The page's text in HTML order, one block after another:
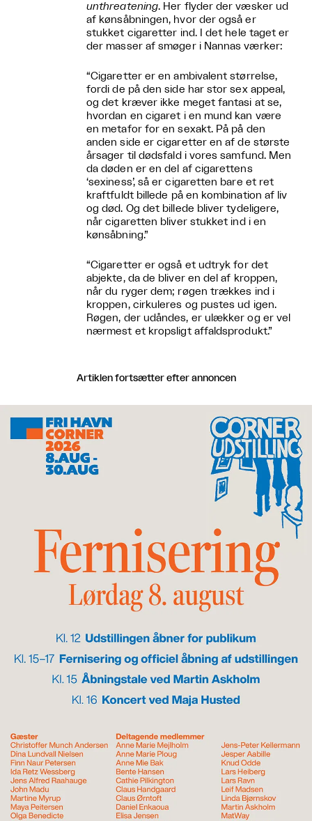
unthreatening. Her flyder der væsker ud
af kønsåbningen, hvor der også er
stukket cigaretter ind. I det hele taget er
der masser af smøger i Nannas værker:
“Cigaretter er en ambivalent størrelse,
fordi de på den side har stor sex appeal,
og det kræver ikke meget fantasi at se,
hvordan en cigaret i en mund kan være
en metafor for en sexakt. På på den
anden side er cigaretter en af de største
årsager til dødsfald i vores samfund. Men
da døden er en del af cigarettens
‘sexiness’, så er cigaretten bare et ret
kraftfuldt billede på en kombination af liv
og død. Og det billede bliver tydeligere,
når cigaretten bliver stukket ind i en
kønsåbning.”
“Cigaretter er også et udtryk for det
abjekte, da de bliver en del af kroppen,
når du ryger dem; røgen trækkes ind i
kroppen, cirkuleres og pustes ud igen.
Røgen, der udåndes, er ulækker og er vel
nærmest et kropsligt affaldsprodukt.”
Artiklen fortsætter efter annoncen